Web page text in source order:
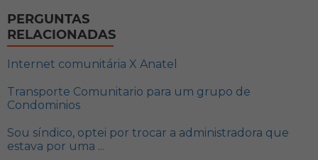
PERGUNTAS
RELACIONADAS
Internet comunitária X Anatel
Transporte Comunitario para um grupo de
Condominios
Sou síndico, optei por trocar a administradora que
estava por uma ...